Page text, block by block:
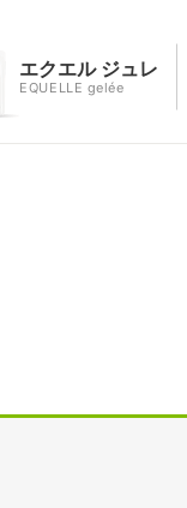
エクエル ジュレ
EQUELLE gelée